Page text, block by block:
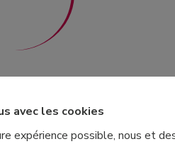
avec les cookies
expérience possible, nous et